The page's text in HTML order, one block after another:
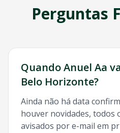
Perguntas
QuandoAnuel Aa
Belo Horizonte?
Ainda não há data
houver novidades, todos
avisados por e-mail em